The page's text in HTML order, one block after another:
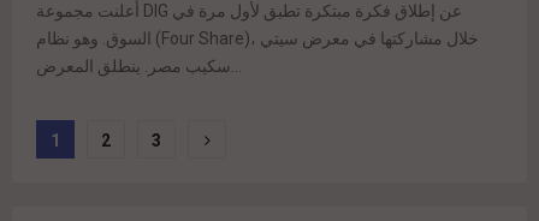
أعلنت مجموعة DIG عن إطلاق فكرة مبتكرة تطبق لأول مرة في
السوق. وهو نظام (Four Share)، خلال مشاركتها في معرض سيتي
Posts
1 2 3